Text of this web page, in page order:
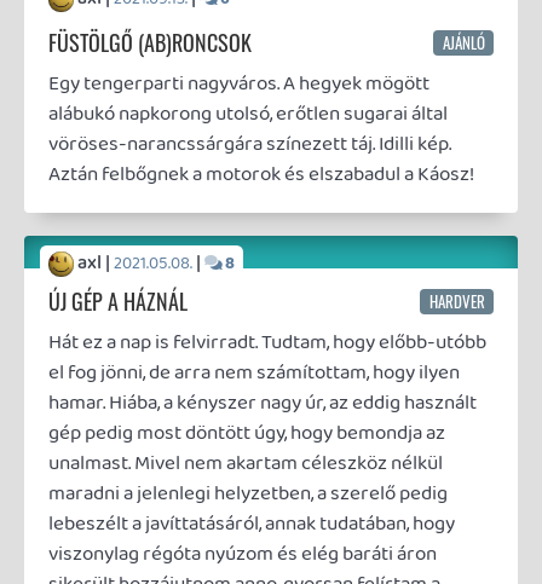
axl |2020.12.07. | 17
BEMUTATKOZÁS HELYETT
Először is halihó minden kedves régi és új dudának!
axl | 2020.11.16. 4
H Λ P P Y - B I R T H D A Y ² U
Minden ember videojátékos pályafutása során eljön
- legalább egyszer - az pillanat, aminek a
jelentőségét csak utólag érti meg. A maga idejében
jellemzően az újdonság varázsával magyarázzuk.
Elbagatellizáljuk azzal, hogy később majd sok ilyen
lesz, de pont olyan nem lesz még egy. Akkor
tudatosul bennünk, hogy valami egészen különleges